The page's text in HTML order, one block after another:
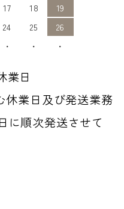
17 18
19
24 25
26
・ ・ ・
業日
休業日及び発送業務
に順次発送させて